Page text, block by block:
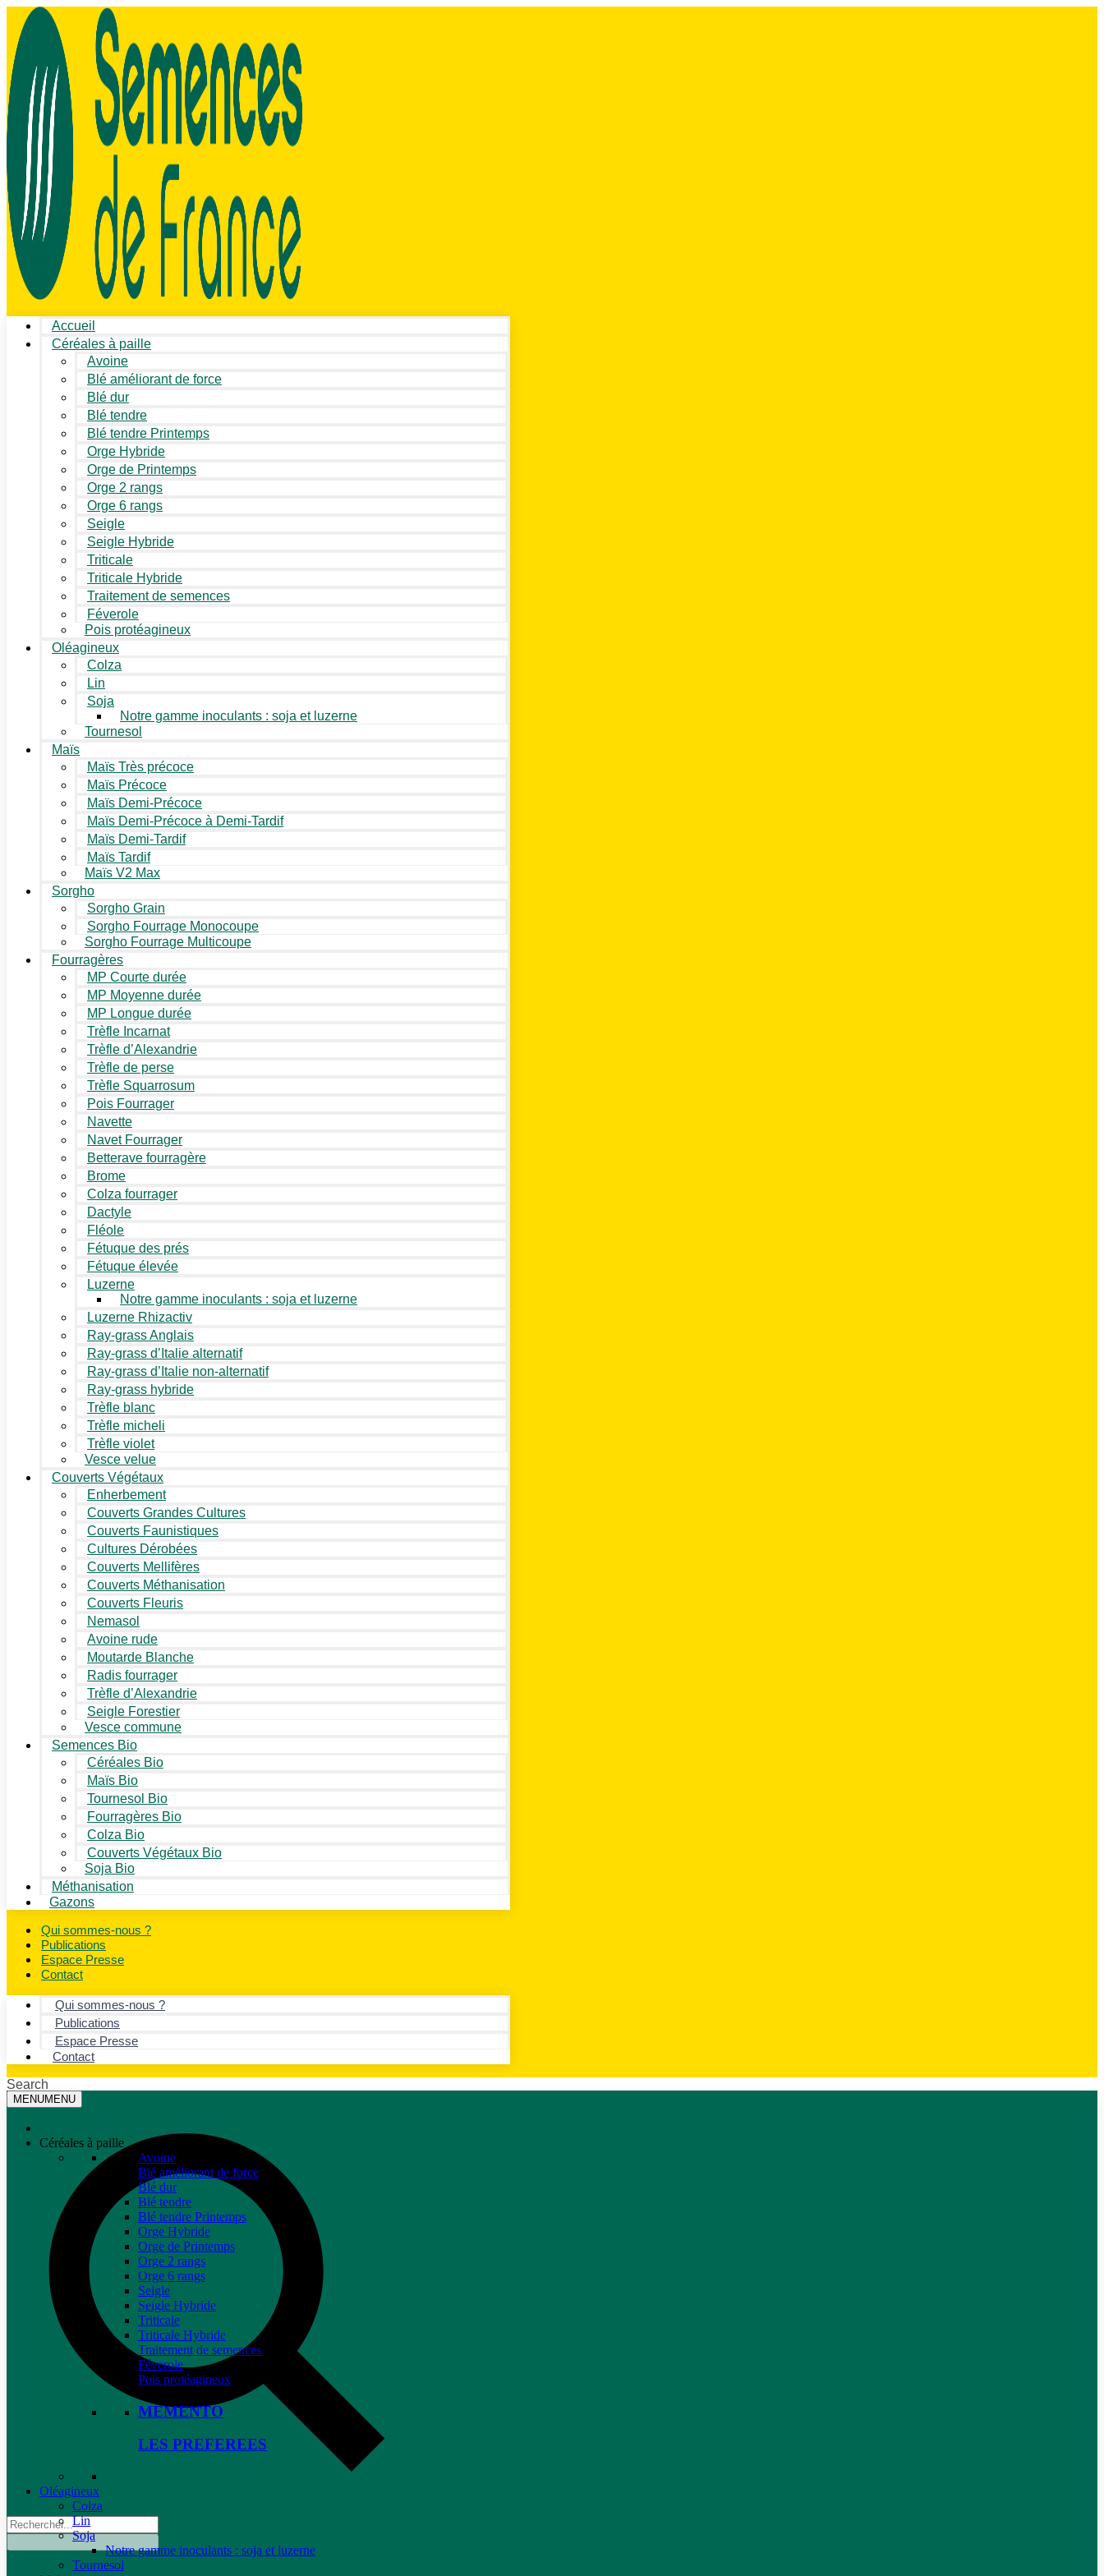
Accueil
Céréales à paille
Avoine
Blé améliorant de force
Blé dur
Blé tendre
Blé tendre Printemps
Orge Hybride
Orge de Printemps
Orge 2 rangs
Orge 6 rangs
Seigle
Seigle Hybride
Triticale
Triticale Hybride
Traitement de semences
Féverole
Pois protéagineux
Oléagineux
Colza
Lin
Soja
Notre gamme inoculants : soja et luzerne
Tournesol
Maïs
Maïs Très précoce
Maïs Précoce
Maïs Demi-Précoce
Maïs Demi-Précoce à Demi-Tardif
Maïs Demi-Tardif
Maïs Tardif
Maïs V2 Max
Sorgho
Sorgho Grain
Sorgho Fourrage Monocoupe
Sorgho Fourrage Multicoupe
Fourragères
MP Courte durée
MP Moyenne durée
MP Longue durée
Trèfle Incarnat
Trèfle d’Alexandrie
Trèfle de perse
Trèfle Squarrosum
Pois Fourrager
Navette
Navet Fourrager
Betterave fourragère
Brome
Colza fourrager
Dactyle
Fléole
Fétuque des prés
Fétuque élevée
Luzerne
Notre gamme inoculants : soja et luzerne
Luzerne Rhizactiv
Ray-grass Anglais
Ray-grass d’Italie alternatif
Ray-grass d’Italie non-alternatif
Ray-grass hybride
Trèfle blanc
Trèfle micheli
Trèfle violet
Vesce velue
Couverts Végétaux
Enherbement
Couverts Grandes Cultures
Couverts Faunistiques
Cultures Dérobées
Couverts Mellifères
Couverts Méthanisation
Couverts Fleuris
Nemasol
Avoine rude
Moutarde Blanche
Radis fourrager
Trèfle d’Alexandrie
Seigle Forestier
Vesce commune
Semences Bio
Céréales Bio
Maïs Bio
Tournesol Bio
Fourragères Bio
Colza Bio
Couverts Végétaux Bio
Soja Bio
Méthanisation
Gazons
Qui sommes-nous ?
Publications
Espace Presse
Contact
Qui sommes-nous ?
Publications
Espace Presse
Contact
Search
MENUMENU
Céréales à paille
Avoine
Blé améliorant de force
Blé dur
Blé tendre
Blé tendre Printemps
Orge Hybride
Orge de Printemps
Orge 2 rangs
Orge 6 rangs
Seigle
Seigle Hybride
Triticale
Triticale Hybride
Traitement de semences
Féverole
Pois protéagineux
MEMENTO
LES PREFEREES
Oléagineux
Colza
Lin
Soja
Notre gamme inoculants : soja et luzerne
Tournesol